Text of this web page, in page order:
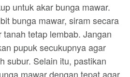
untuk akar bunga mawar.
bunga mawar, siram secara
tetap lembab. Jangan
pupuk secukupnya agar
subur. Selain itu, pastikan
mawar dengan tepat agar